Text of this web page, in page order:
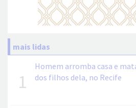
mais lidas
1
Homem arromba casa e
dos filhos dela, no Recife